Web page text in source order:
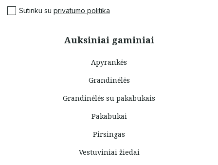
Auksiniai gaminiai
Apyrankės
Grandinėlės
Grandinėlės su pakabukais
Pakabukai
Pirsingas
Vestuviniai žiedai
Sutinku su privatumo politika